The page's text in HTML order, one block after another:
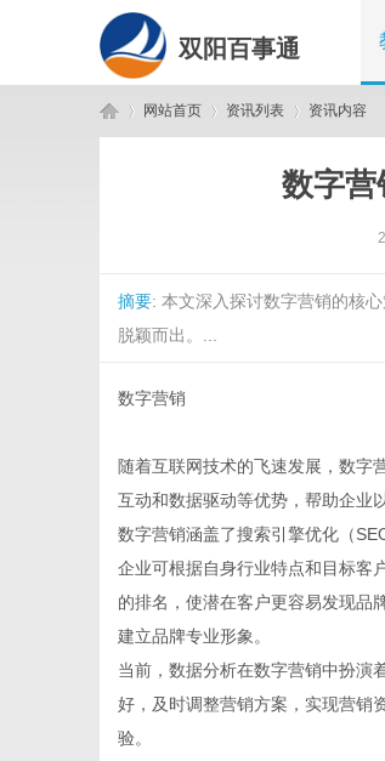
双阳百事通
网站首页 资讯列表 资讯内容
数字营
摘要: 本文深入探讨数字营销的核
脱颖而出。...
数字营销
随着互联网技术的飞速发展，数字
互动和数据驱动等优势，帮助企业
数字营销涵盖了搜索引擎优化（
企业可根据自身行业特点和目标客
的排名，使潜在客户更容易发现品
建立品牌专业形象。
当前，数据分析在数字营销中扮演
好，及时调整营销方案，实现营销
验。